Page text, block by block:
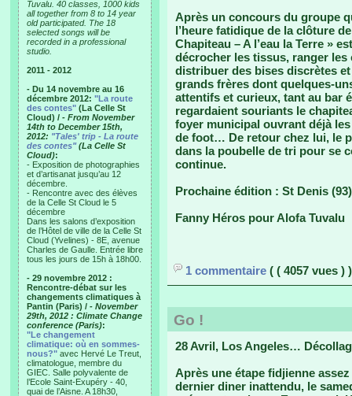
Tuvalu. 40 classes, 1000 kids
all together from 8 to 14 year
old participated. The 18
selected songs will be
recorded in a professional
studio.
2011 - 2012
- Du 14 novembre au 16
décembre 2012: "La route
des contes" (La Celle St
Cloud) / - From November
14th to December 15th,
2012: "Tales' trip - La route
des contes"(La Celle St
Cloud):
- Exposition de photographies
et d’artisanat jusqu’au 12
décembre.
- Rencontre avec des élèves
de la Celle St Cloud le 5
décembre
Dans les salons d’exposition
de l’Hôtel de ville de la Celle St
Cloud (Yvelines) - 8E, avenue
Charles de Gaulle. Entrée libre
tous les jours de 15h à 18h00.
- 29 novembre 2012 :
Rencontre-débat sur les
changements climatiques à
Pantin (Paris) / - November
29th, 2012 : Climate Change
conference (Paris):
"Le changement
climatique: où en sommes-
nous?" avec Hervé Le Treut,
climatologue, membre du
GIEC. Salle polyvalente de
l’Ecole Saint-Exupéry - 40,
quai de l’Aisne. A 18h30,
Après un concours du groupe
l’heure fatidique de la clôture
Chapiteau – A l’eau la Terre »
décrocher les tissus, ranger
distribuer des bises discrètes
grands frères dont quelques-
attentifs et curieux, tant au bar
regardaient souriants le
foyer municipal ouvrant déjà
de foot… De retour chez lui, le
dans la poubelle de tri pour se
continue.
Prochaine édition : St Denis
Fanny Héros pour Alofa Tuvalu
1 commentaire ( ( 4057 vues ) )
Go !
28 Avril, Los Angeles…
Après une étape fidjienne
dernier diner inattendu, le